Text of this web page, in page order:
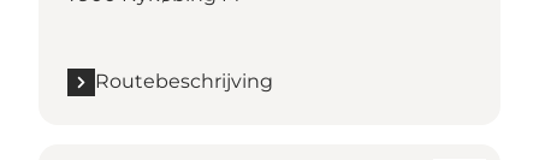
Routebeschrijving